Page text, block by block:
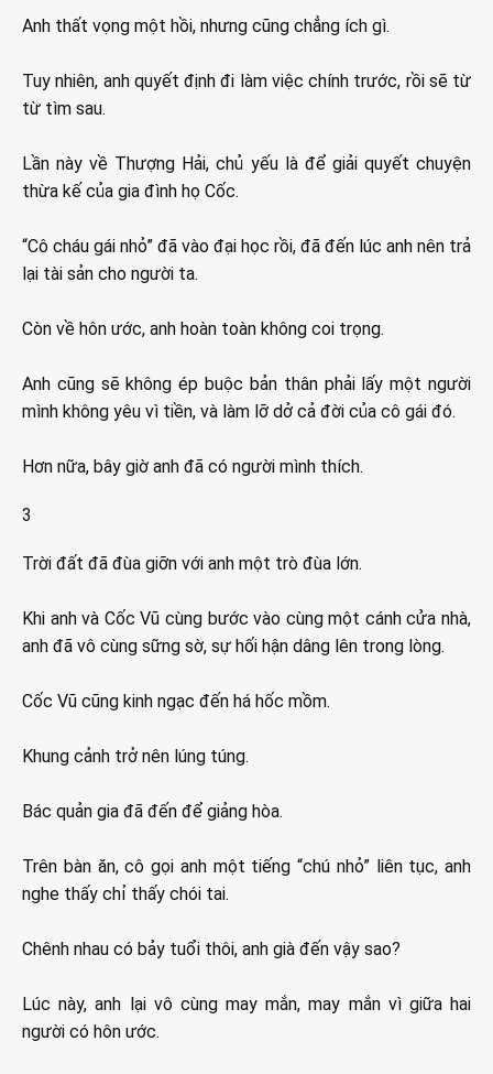
Anh thất vọng một hồi, nhưng cũng chẳng ích gì.
Tuy nhiên, anh quyết định đi làm việc chính trước, rồi sẽ từ
từ tìm sau.
Lần này về Thượng Hải, chủ yếu là để giải quyết chuyện
thừa kế của gia đình họ Cốc.
“Cô cháu gái nhỏ” đã vào đại học rồi, đã đến lúc anh nên trả
lại tài sản cho người ta.
Còn về hôn ước, anh hoàn toàn không coi trọng.
Anh cũng sẽ không ép buộc bản thân phải lấy một người
mình không yêu vì tiền, và làm lỡ dở cả đời của cô gái đó.
Hơn nữa, bây giờ anh đã có người mình thích.
3
Trời đất đã đùa giỡn với anh một trò đùa lớn.
Khi anh và Cốc Vũ cùng bước vào cùng một cánh cửa nhà,
anh đã vô cùng sững sờ, sự hối hận dâng lên trong lòng.
Cốc Vũ cũng kinh ngạc đến há hốc mồm.
Khung cảnh trở nên lúng túng.
Bác quản gia đã đến để giảng hòa.
Trên bàn ăn, cô gọi anh một tiếng “chú nhỏ” liên tục, anh
nghe thấy chỉ thấy chói tai.
Chênh nhau có bảy tuổi thôi, anh già đến vậy sao?
Lúc này, anh lại vô cùng may mắn, may mắn vì giữa hai
người có hôn ước.